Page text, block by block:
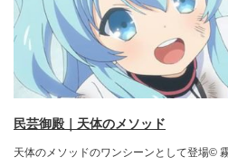
民芸御殿｜天体のメソッド
天体のメソッドのワンシーンとして登場©